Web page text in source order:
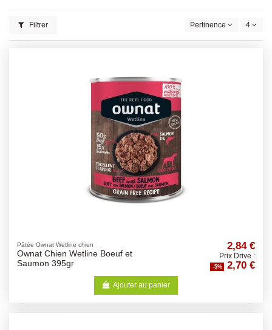
Filtrer Pertinence 4
Pâtée Ownat Wetline chien
Ownat Chien Wetline Boeuf et
Saumon 395gr
2,84 €
Prix Drive :
-5% 2,70 €
Ajouter au panier